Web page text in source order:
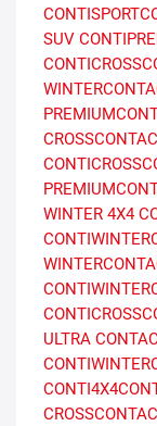
SUV
WINTER 4X4
ULTRA